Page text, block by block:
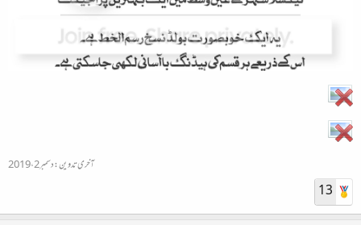
آخری تدوین:دسمبر 2، 2019
13